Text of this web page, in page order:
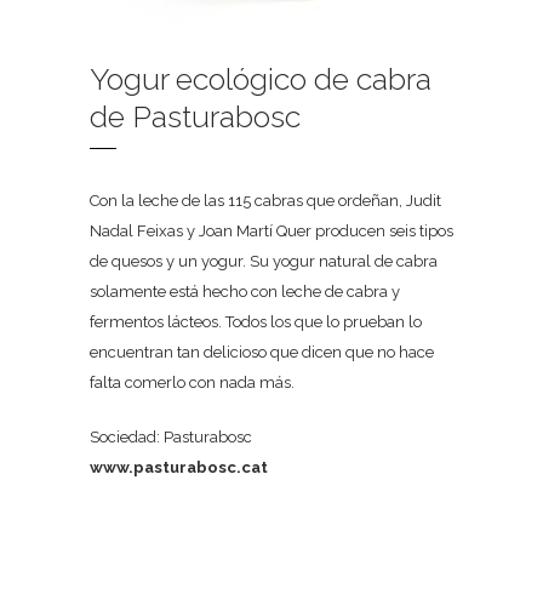
Yogur ecológico de cabra
de Pasturabosc
Con la leche de las 115 cabras que ordeñan, Judit
Nadal Feixas y Joan Martí Quer producen seis tipos
de quesos y un yogur. Su yogur natural de cabra
solamente está hecho con leche de cabra y
fermentos lácteos. Todos los que lo prueban lo
encuentran tan delicioso que dicen que no hace
falta comerlo con nada más.
Sociedad: Pasturabosc
www.pasturabosc.cat